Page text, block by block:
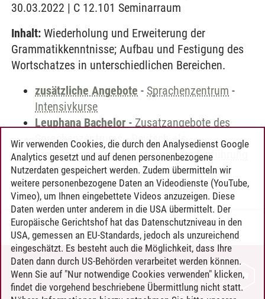
30.03.2022 | C 12.101 Seminarraum
Inhalt: Wiederholung und Erweiterung der
Grammatikkenntnisse; Aufbau und Festigung des
Wortschatzes in unterschiedlichen Bereichen.
zusätzliche Angebote - Sprachenzentrum -
Intensivkurse
Leuphana Bachelor - Zusatzangebote des
Sprachenzentrums -Deutsch als
Fremdsprache (DaF). Intensivkurs Einführung
B1
Timo Leder/30.06.2024
KONTAKT
LEUPHANA ALS ARBEITGEBER
Wir verwenden Cookies, die durch den Analysedienst Google
Analytics gesetzt und auf denen personenbezogene
Nutzerdaten gespeichert werden. Zudem übermitteln wir
weitere personenbezogene Daten an Videodienste (YouTube,
Vimeo), um Ihnen eingebettete Videos anzuzeigen. Diese
Daten werden unter anderem in die USA übermittelt. Der
Europäische Gerichtshof hat das Datenschutzniveau in den
USA, gemessen an EU-Standards, jedoch als unzureichend
eingeschätzt. Es besteht auch die Möglichkeit, dass Ihre
Daten dann durch US-Behörden verarbeitet werden können.
Wenn Sie auf "Nur notwendige Cookies verwenden" klicken,
findet die vorgehend beschriebene Übermittlung nicht statt.